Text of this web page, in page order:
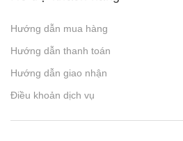
Hướng dẫn mua hàng
Hướng dẫn thanh toán
Hướng dẫn giao nhận
Điều khoản dịch vụ